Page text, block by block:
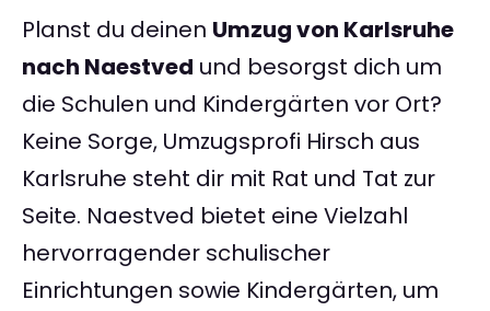
Planst du deinen Umzug von Karlsruhe
nach Naestved und besorgst dich um
die Schulen und Kindergärten vor Ort?
Keine Sorge, Umzugsprofi Hirsch aus
Karlsruhe steht dir mit Rat und Tat zur
Seite. Naestved bietet eine Vielzahl
hervorragender schulischer
Einrichtungen sowie Kindergärten, um